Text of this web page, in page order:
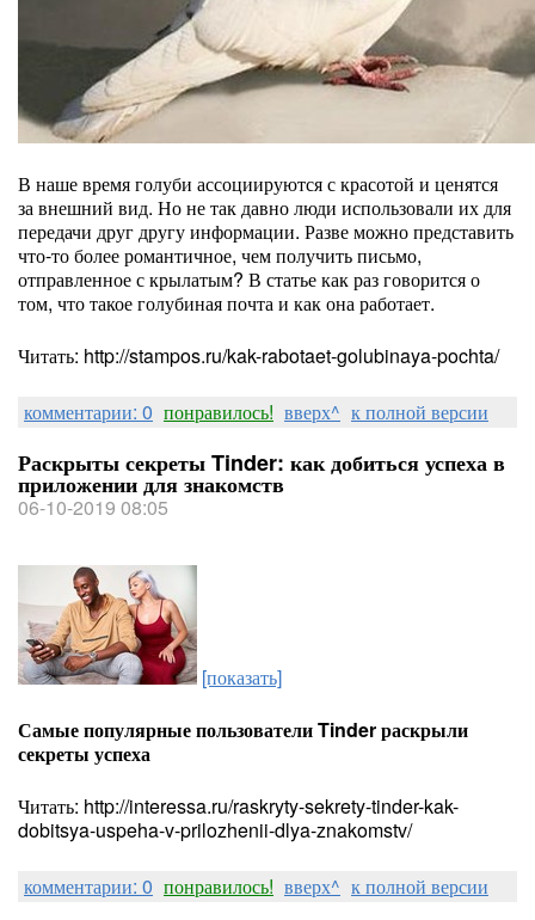
В наше время голуби ассоциируются с красотой и ценятся
за внешний вид. Но не так давно люди использовали их для
передачи друг другу информации. Разве можно представить
что-то более романтичное, чем получить письмо,
отправленное с крылатым? В статье как раз говорится о
том, что такое голубиная почта и как она работает.
Читать: http://stampos.ru/kak-rabotaet-golubinaya-pochta/
комментарии: 0 понравилось! вверх^ к полной версии
Раскрыты секреты Tinder: как добиться успеха в
приложении для знакомств
06-10-2019 08:05
[показать]
Самые популярные пользователи Tinder раскрыли
секреты успеха
Читать: http://interessa.ru/raskryty-sekrety-tinder-kak-
dobitsya-uspeha-v-prilozhenii-dlya-znakomstv/
комментарии: 0 понравилось! вверх^ к полной версии